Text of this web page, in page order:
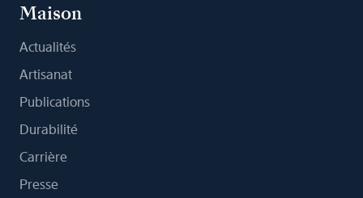
Maison
Actualités
Artisanat
Publications
Durabilité
Carrière
Presse